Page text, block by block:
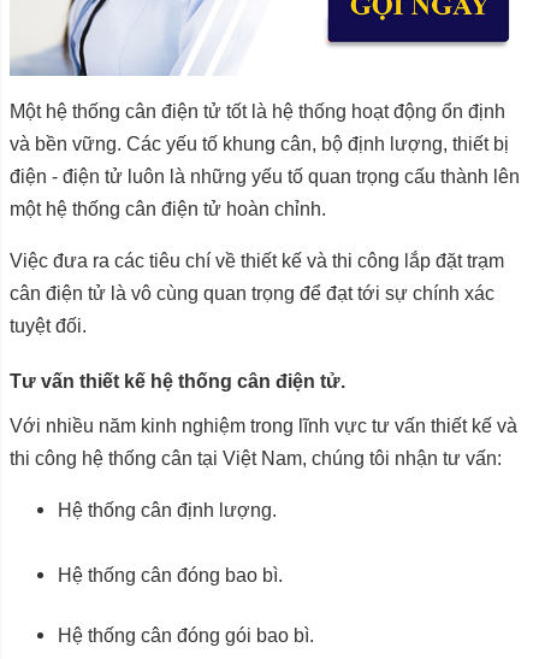
Một hệ thống cân điện tử tốt là hệ thống hoạt động ổn định
và bền vững. Các yếu tố khung cân, bộ định lượng, thiết bị
điện - điện tử luôn là những yếu tố quan trọng cấu thành lên
một hệ thống cân điện tử hoàn chỉnh.
Việc đưa ra các tiêu chí về thiết kế và thi công lắp đặt trạm
cân điện tử là vô cùng quan trọng để đạt tới sự chính xác
tuyệt đối.
Tư vấn thiết kế hệ thống cân điện tử.
Với nhiều năm kinh nghiệm trong lĩnh vực tư vấn thiết kế và
thi công hệ thống cân tại Việt Nam, chúng tôi nhận tư vấn:
Hệ thống cân định lượng.
Hệ thống cân đóng bao bì.
Hệ thống cân đóng gói bao bì.